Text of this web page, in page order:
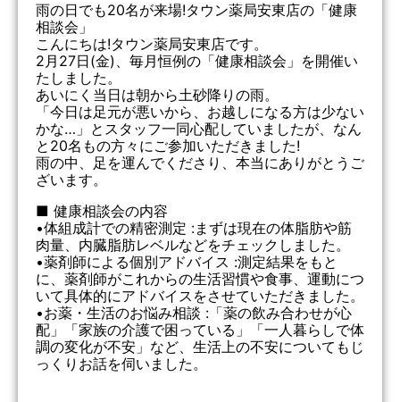
雨の日でも20名が来場!タウン薬局安東店の「健康
相談会」
こんにちは!タウン薬局安東店です。
2月27日(金)、毎月恒例の「健康相談会」を開催い
たしました。
あいにく当日は朝から土砂降りの雨。
「今日は足元が悪いから、お越しになる方は少ない
かな…」とスタッフ一同心配していましたが、なん
と20名もの方々にご参加いただきました!
雨の中、足を運んでくださり、本当にありがとうご
ざいます。
■ 健康相談会の内容
•体組成計での精密測定 :まずは現在の体脂肪や筋
肉量、内臓脂肪レベルなどをチェックしました。
•薬剤師による個別アドバイス :測定結果をもと
に、薬剤師がこれからの生活習慣や食事、運動につ
いて具体的にアドバイスをさせていただきました。
•お薬・生活のお悩み相談 :「薬の飲み合わせが心
配」「家族の介護で困っている」「一人暮らしで体
調の変化が不安」など、生活上の不安についてもじ
っくりお話を伺いました。